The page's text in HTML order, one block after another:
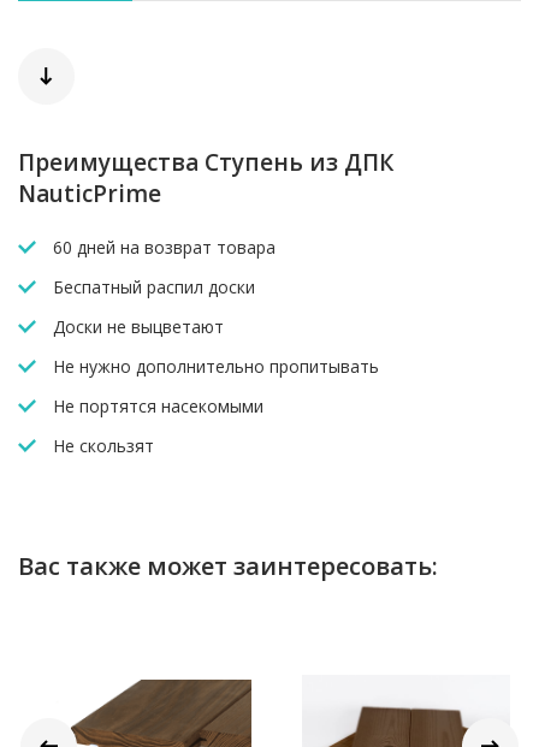
антрацит, слоновая кость.
Преимущества Ступень из ДПК
NauticPrime
60 дней на возврат товара
Беспатный распил доски
Доски не выцветают
Не нужно дополнительно пропитывать
Не портятся насекомыми
Не скользят
Вас также может заинтересовать: